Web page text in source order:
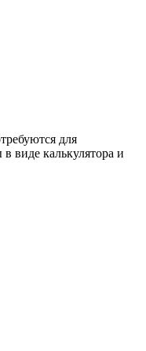
для
виде калькулятора и